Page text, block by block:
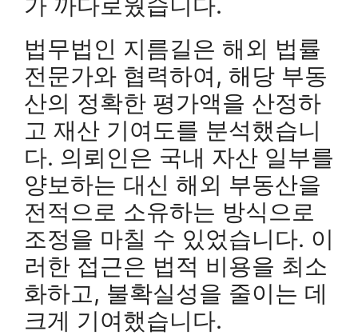
법무법인 지름길은 해외 법률
전문가와 협력하여, 해당 부동
산의 정확한 평가액을 산정하
고 재산 기여도를 분석했습니
다. 의뢰인은 국내 자산 일부를
양보하는 대신 해외 부동산을
전적으로 소유하는 방식으로
조정을 마칠 수 있었습니다. 이
러한 접근은 법적 비용을 최소
화하고, 불확실성을 줄이는 데
크게 기여했습니다.